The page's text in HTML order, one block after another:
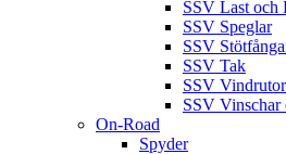
SSV Last och
SSV Speglar
SSV
SSV Tak
SSV
SSV Vinschar
On-Road
Spyder